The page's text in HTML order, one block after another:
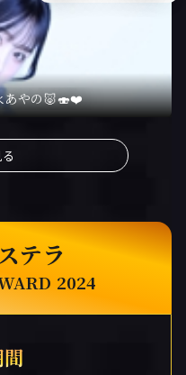
あやの🐷🍣❤️
テラ
2024